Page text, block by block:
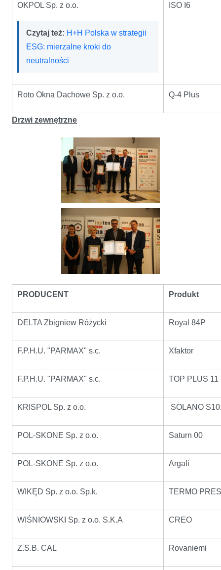
OKPOL Sp. z o.o.
Czytaj też: H+H Polska w strategii
ESG: mierzalne kroki do
neutralności
ISO I6
Roto Okna Dachowe Sp. z o.o. Q-4 Plus
Drzwi zewnętrzne
PRODUCENT Produkt
DELTA Zbigniew Różycki Royal 84P
F.P.H.U. "PARMAX" s.c. Xfaktor
F.P.H.U. "PARMAX" s.c. TOP PLUS 11
KRISPOL Sp. z o.o. SOLANO
POL-SKONE Sp. z o.o. Saturn 00
POL-SKONE Sp. z o.o. Argali
WIKĘD Sp. z o.o. Sp.k. TERMO
WIŚNIOWSKI Sp. z o.o. S.K.A CREO
Z.S.B. CAL Rovaniemi